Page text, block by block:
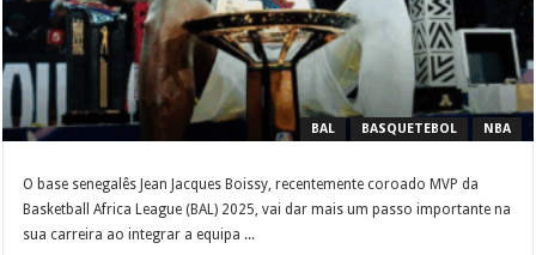
BAL BASQUETEBOL NBA
O base senegalês Jean Jacques Boissy, recentemente coroado MVP da
Basketball Africa League (BAL) 2025, vai dar mais um passo importante na
sua carreira ao integrar a equipa ...